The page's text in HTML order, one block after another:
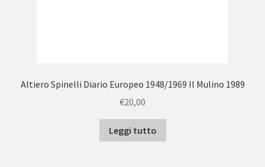
Altiero Spinelli Diario Europeo 1948/1969 Il Mulino 1989
€20,00
Leggi tutto